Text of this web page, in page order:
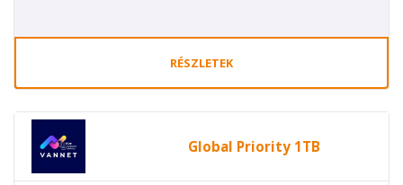
RÉSZLETEK
Global Priority 1TB